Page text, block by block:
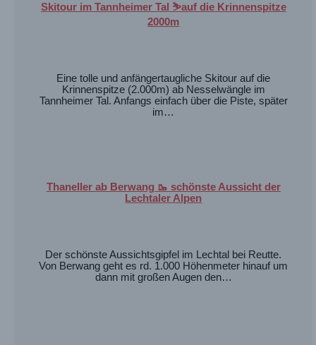
Skitour im Tannheimer Tal ⛷️auf die Krinnenspitze
2000m
Eine tolle und anfängertaugliche Skitour auf die
Krinnenspitze (2.000m) ab Nesselwängle im
Tannheimer Tal. Anfangs einfach über die Piste, später
im…
Thaneller ab Berwang 🥾 schönste Aussicht der
Lechtaler Alpen
Der schönste Aussichtsgipfel im Lechtal bei Reutte.
Von Berwang geht es rd. 1.000 Höhenmeter hinauf um
dann mit großen Augen den…